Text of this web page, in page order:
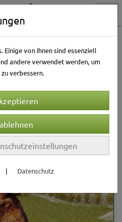
Sport Weitere Spielzeuge
Sortierung wählen
Einige von ihnen sind essenziell
andere verwendet werden, um
verbessern.
| Datenschutz